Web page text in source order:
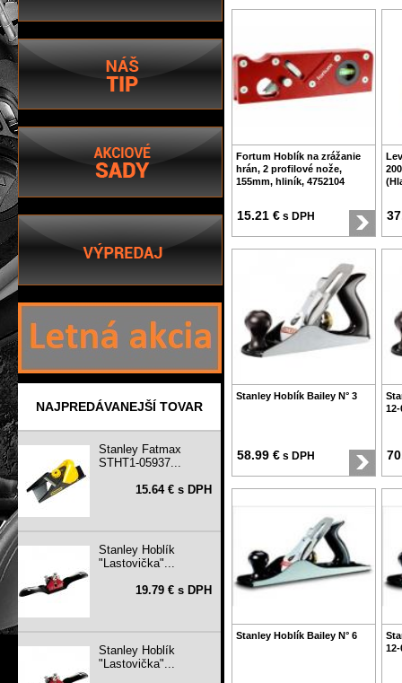
NAJPREDÁVANEJŠÍ TOVAR
Stanley Fatmax
STHT1-05937...
15.64 € s DPH
Stanley Hoblík
"Lastovička"...
19.79 € s DPH
Stanley Hoblík
"Lastovička"...
Fortum Hoblík na zrážanie
hrán, 2 profilové nože,
155mm, hliník, 4752104
15.21 € s DPH
Stanley Hoblík Bailey N° 3
58.99 € s DPH
12-
Stanley Hoblík Bailey N° 6
12-